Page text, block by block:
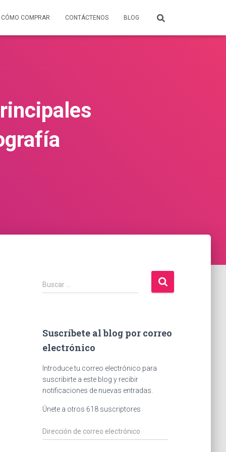
CÓMO COMPRAR CONTÁCTENOS BLOG
B
u
r
:
Buscar …
Suscríbete al blog por correo
electrónico
Introduce tu correo electrónico para
suscribirte a este blog y recibir
notificaciones de nuevas entradas.
Únete a otros 618 suscriptores
D
i